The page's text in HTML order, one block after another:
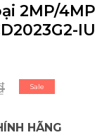
2MP/4MP
IU
Sale
HÃNG